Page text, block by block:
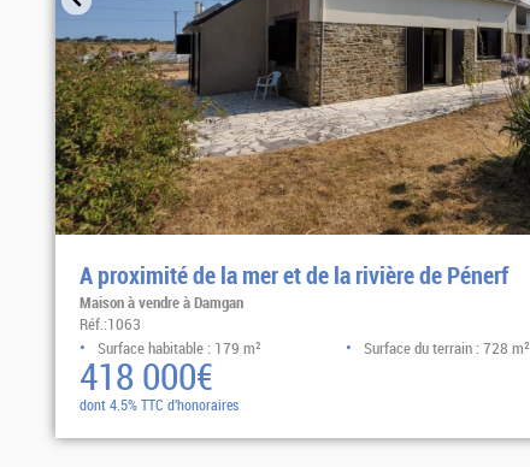
A proximité de la mer et de la rivière de Pénerf
Maison à vendre à Damgan
Réf.:1063
Surface habitable : 179 m²
Surface du terrain : 728 m²
418 000€
dont 4.5% TTC d'honoraires